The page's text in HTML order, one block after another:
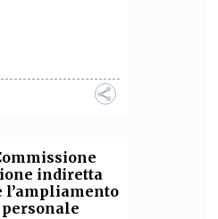
indiretta
l’ampliamento